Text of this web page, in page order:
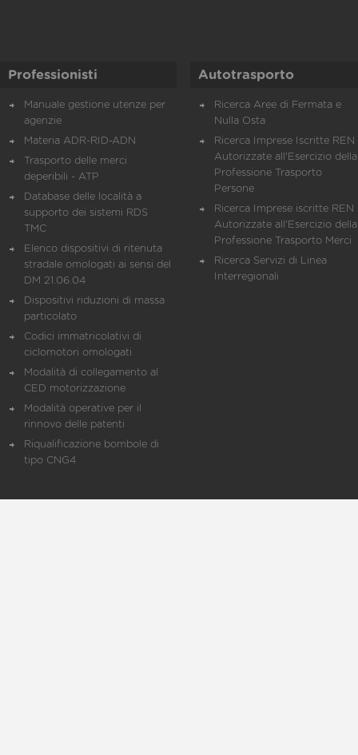
Professionisti
Manuale gestione utenze per
agenzie
Materia ADR-RID-ADN
Trasporto delle merci
deperibili - ATP
Database delle località a
supporto dei sistemi RDS
TMC
Elenco dispositivi di ritenuta
stradale omologati ai sensi del
DM 21.06.04
Dispositivi riduzioni di massa
particolato
Codici immatricolativi di
ciclomotori omologati
Modalità di collegamento al
CED motorizzazione
Modalità operative per il
rinnovo delle patenti
Riqualificazione bombole di
tipo CNG4
Autotrasporto
Ricerca Aree di Fermata e
Nulla Osta
Ricerca Imprese Iscritte REN
Autorizzate all'Esercizio della
Professione Trasporto
Persone
Ricerca Imprese iscritte REN
Autorizzate all'Esercizio della
Professione Trasporto Merci
Ricerca Servizi di Linea
Interregionali